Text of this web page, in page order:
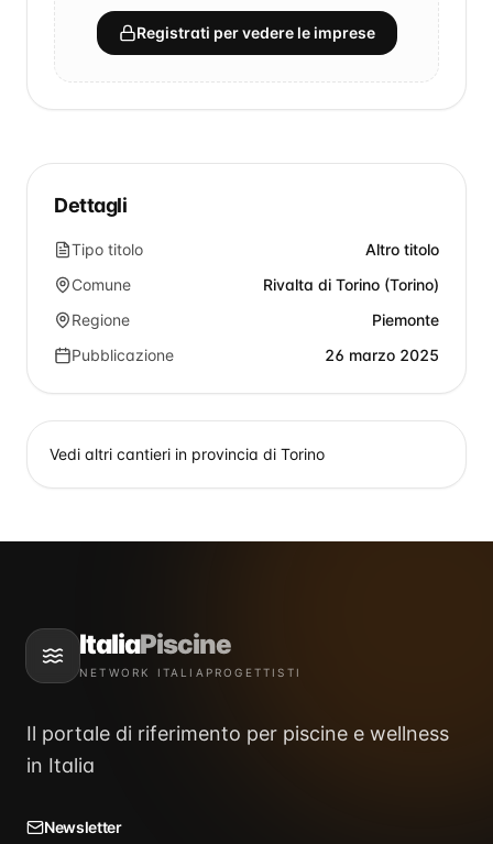
Registrati per vedere le imprese
Dettagli
Tipo titolo
Altro titolo
Comune
Rivalta di Torino (Torino)
Regione
Piemonte
Pubblicazione
26 marzo 2025
Vedi altri cantieri in provincia di Torino
ItaliaPiscine
NETWORK ITALIAPROGETTISTI
Il portale di riferimento per piscine e wellness
in Italia
Newsletter